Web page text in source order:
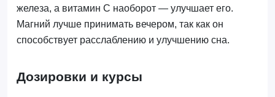
железа, а витамин C наоборот — улучшает его.
Магний лучше принимать вечером, так как он
способствует расслаблению и улучшению сна.
Дозировки и курсы